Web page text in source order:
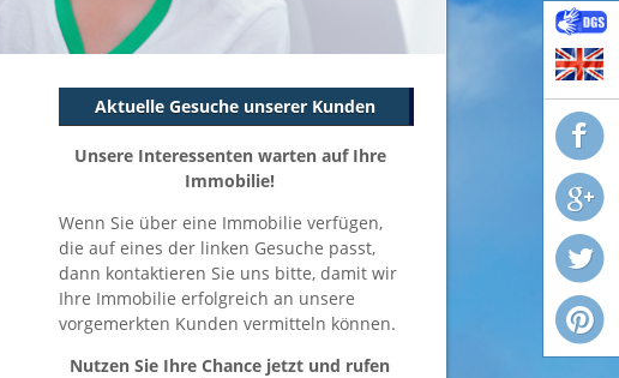
Aktuelle Gesuche unserer Kunden
Unsere Interessenten warten auf Ihre
Immobilie!
Wenn Sie über eine Immobilie verfügen,
die auf eines der linken Gesuche passt,
dann kontaktieren Sie uns bitte, damit wir
Ihre Immobilie erfolgreich an unsere
vorgemerkten Kunden vermitteln können.
Nutzen Sie Ihre Chance jetzt und rufen